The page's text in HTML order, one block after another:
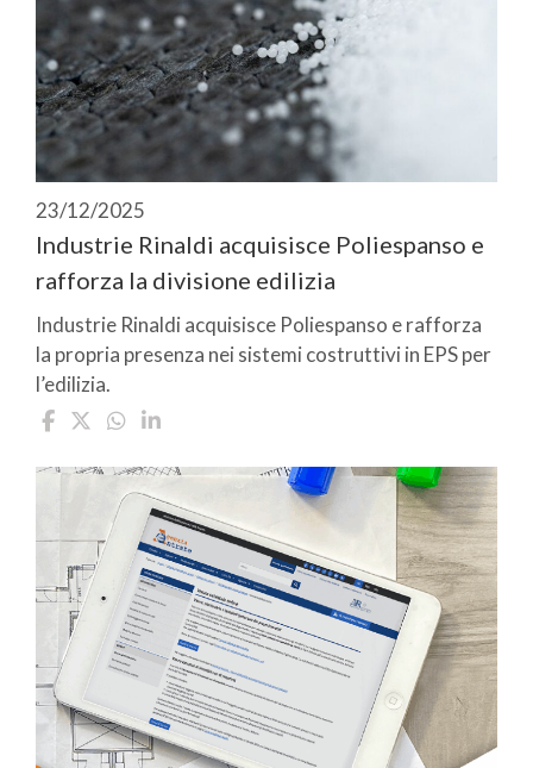
23/12/2025
Industrie Rinaldi acquisisce Poliespanso e
rafforza la divisione edilizia
Industrie Rinaldi acquisisce Poliespanso e rafforza
la propria presenza nei sistemi costruttivi in EPS per
l’edilizia.